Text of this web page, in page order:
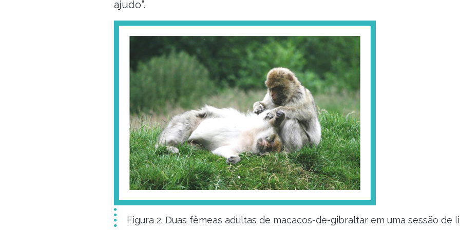
ajudo”.
Figura 2. Duas fêmeas adultas de macacos-de-gibraltar em uma sessão de